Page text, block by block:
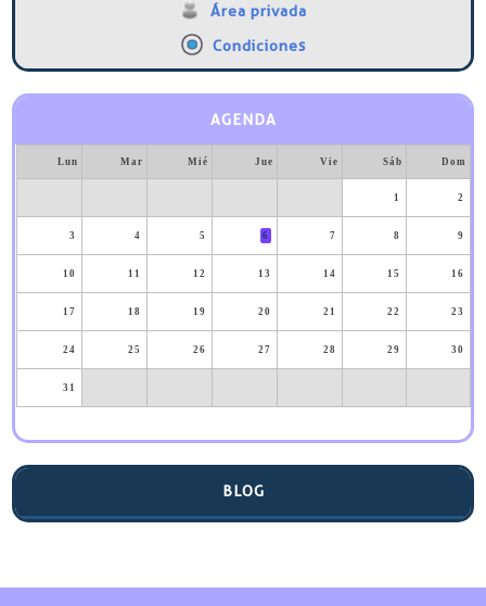
Área privada
Condiciones
AGENDA
Lun Mar Mié Jue Vie Sáb Dom
1 2
3 4 5 6 7 8 9
10 11 12 13 14 15 16
17 18 19 20 21 22 23
24 25 26 27 28 29 30
31
BLOG